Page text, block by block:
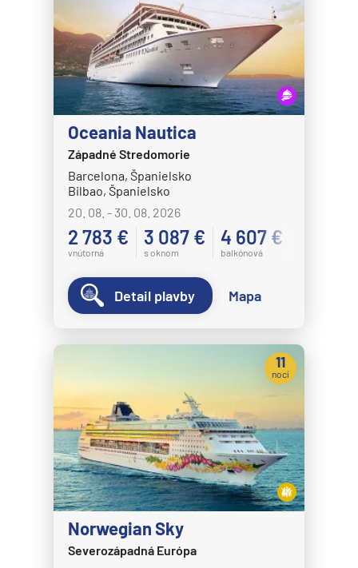
Oceania Nautica
Západné Stredomorie
Barcelona, Španielsko
Bilbao, Španielsko
20. 08. - 30. 08. 2026
2 783 €
vnútorná
3 087 €
s oknom
4 607 €
balkónová
Detail plavby Mapa
Norwegian Sky
Severozápadná Európa
11
nocí